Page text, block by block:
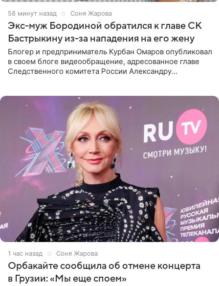
58 минут назад Соня Жарова
Экс-муж Бородиной обратился к главе СК
Бастрыкину из-за нападения на его жену
Блогер и предприниматель Курбан Омаров опубликовал
в своем блоге видеообращение, адресованное главе
Следственного комитета России Александру
1 час назад Соня Жарова
Орбакайте сообщила об отмене концерта
в Грузии: «Мы еще споем»